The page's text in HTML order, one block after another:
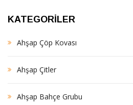
KATEGORILER
Ahşap Çöp Kovası
Ahşap Çitler
Ahşap Bahçe Grubu